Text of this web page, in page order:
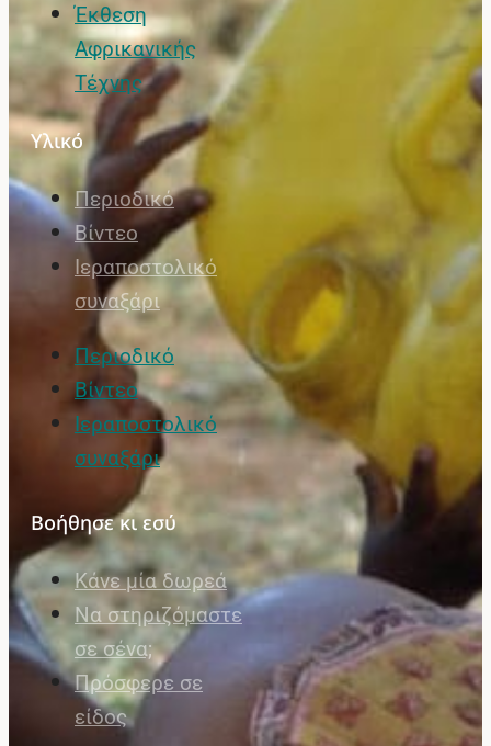
Έκθεση
Αφρικανικής
Τέχνης
Υλικό
Περιοδικό
Βίντεο
Ιεραποστολικό
συναξάρι
Περιοδικό
Βίντεο
Ιεραποστολικό
συναξάρι
Βοήθησε κι εσύ
Κάνε μία δωρεά
Να στηριζόμαστε
σε σένα;
Πρόσφερε σε
είδος